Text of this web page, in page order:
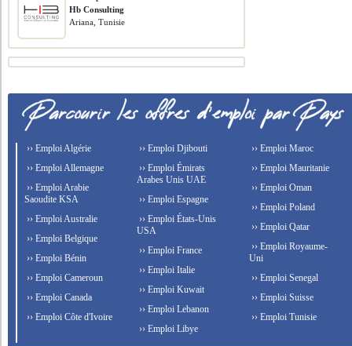
Hb Consulting
Ariana, Tunisie
›› Emploi Algérie
›› Emploi Allemagne
›› Emploi Arabie
Saoudite KSA
›› Emploi Australie
›› Emploi Belgique
›› Emploi Bénin
›› Emploi Cameroun
›› Emploi Canada
›› Emploi Côte d'Ivoire
›› Emploi Djibouti
›› Emploi Émirats
Arabes Unis UAE
›› Emploi Espagne
›› Emploi États-Unis
USA
›› Emploi France
›› Emploi Italie
›› Emploi Kuwait
›› Emploi Lebanon
›› Emploi Libye
›› Emploi Maroc
›› Emploi Mauritanie
›› Emploi Oman
›› Emploi Poland
›› Emploi Qatar
›› Emploi Royaume-
Uni
›› Emploi Senegal
›› Emploi Suisse
›› Emploi Tunisie